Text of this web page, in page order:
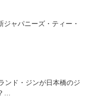
ャパニーズ・ティー・
ンド・ジンが日本橋のジ
…